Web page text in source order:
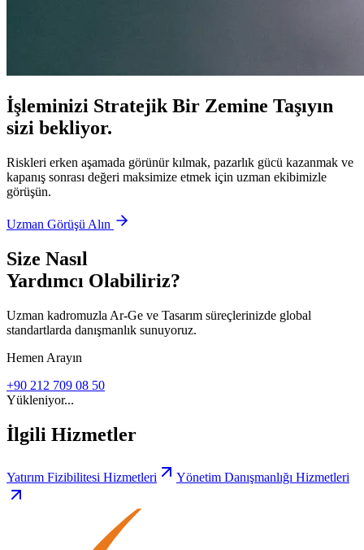
İşleminizi Stratejik Bir Zemine Taşıyın
sizi bekliyor.
Riskleri erken aşamada görünür kılmak, pazarlık gücü kazanmak ve
kapanış sonrası değeri maksimize etmek için uzman ekibimizle
görüşün.
Uzman Görüşü Alın
Size Nasıl
Yardımcı Olabiliriz?
Uzman kadromuzla Ar-Ge ve Tasarım süreçlerinizde global
standartlarda danışmanlık sunuyoruz.
Hemen Arayın
+90 212 709 08 50
Yükleniyor...
İlgili Hizmetler
Yatırım Fizibilitesi Hizmetleri Yönetim Danışmanlığı Hizmetleri